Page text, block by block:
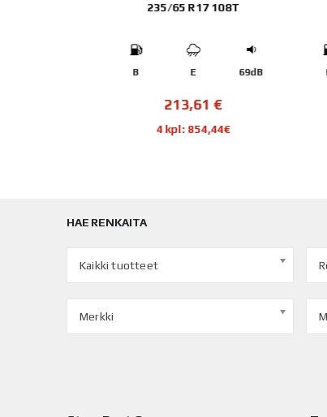
235/65 R17 108T
69dB
213,61€
4 kpl: 854,44€
HAE RENKAITA
Kaikki tuotteet
Merkki